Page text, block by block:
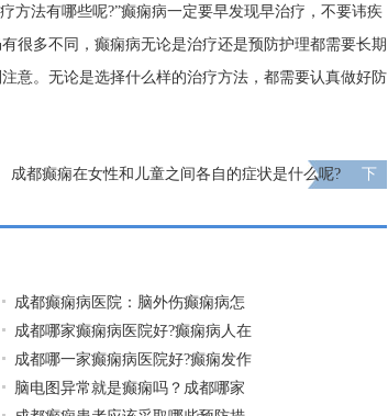
方法有哪些呢?”癫痫病一定要早发现早治疗，不要讳疾
很多不同，癫痫病无论是治疗还是预防护理都需要长期
意。无论是选择什么样的治疗方法，都需要认真做好防
成都癫痫在女性和儿童之间各自的症状是什么呢?
下
成都癫痫病医院：脑外伤癫痫病怎
成都哪家癫痫病医院好?癫痫病人在
成都哪一家癫痫病医院好?癫痫发作
脑电图异常就是癫痫吗？成都哪家